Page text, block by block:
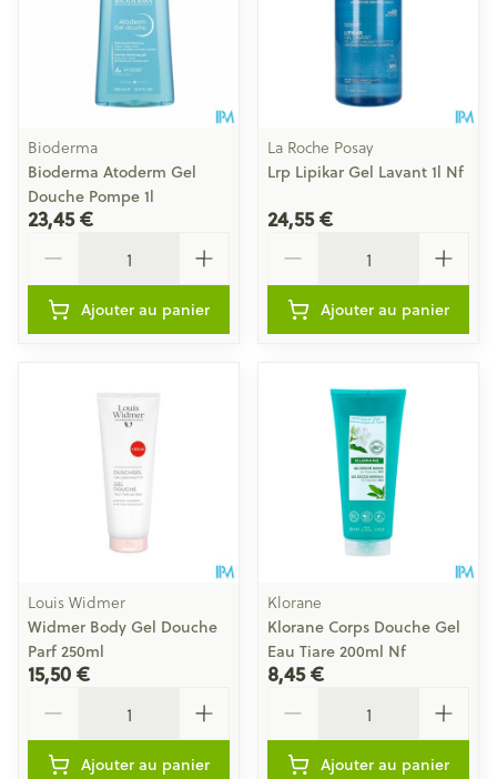
Bioderma
Bioderma Atoderm Gel
Douche Pompe 1l
23,45 €
Ajouter au panier
La Roche Posay
Lrp Lipikar Gel Lavant 1l Nf
24,55 €
Ajouter au panier
Louis Widmer
Widmer Body Gel Douche
Parf 250ml
15,50 €
Ajouter au panier
Klorane
Klorane Corps Douche Gel
Eau Tiare 200ml Nf
8,45 €
Ajouter au panier